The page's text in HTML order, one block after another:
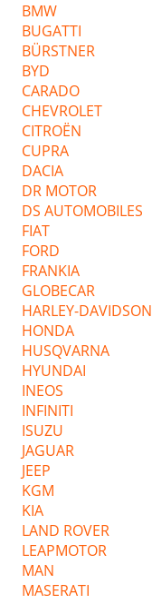
BMW
BUGATTI
BÜRSTNER
BYD
CARADO
CHEVROLET
CITROËN
CUPRA
DACIA
DR MOTOR
DS AUTOMOBILES
FIAT
FORD
FRANKIA
GLOBECAR
HARLEY-DAVIDSON
HONDA
HUSQVARNA
HYUNDAI
INEOS
INFINITI
ISUZU
JAGUAR
JEEP
KGM
KIA
LAND ROVER
LEAPMOTOR
MAN
MASERATI